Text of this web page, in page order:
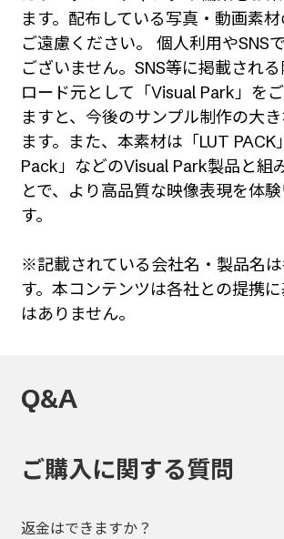
ます。配布している写真・動画素
ご遠慮ください。 個人利用やSNS
ございません。SNS等に掲載され
ロード元として「Visual Park」を
ますと、今後のサンプル制作の大
ます。また、本素材は「LUT
Pack」などのVisual Park製品と組
とで、より高品質な映像表現を体
す。
※記載されている会社名・製品名
す。本コンテンツは各社との提携
はありません。
Q&A
ご購入に関する質問
返金はできますか？